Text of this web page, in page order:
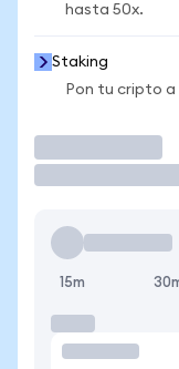
hasta 50x.
Staking
Pon tu cripto
15m